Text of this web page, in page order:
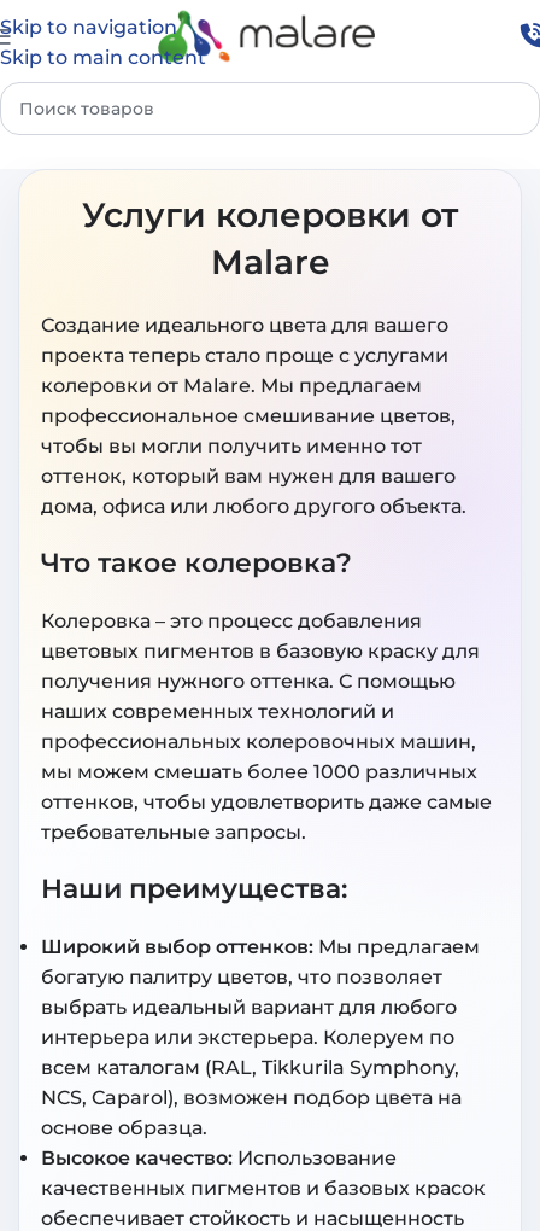
Skip to navigation
Skip to main content
Услуги колеровки от
Malare
Создание идеального цвета для вашего
проекта теперь стало проще с услугами
колеровки от Malare. Мы предлагаем
профессиональное смешивание цветов,
чтобы вы могли получить именно тот
оттенок, который вам нужен для вашего
дома, офиса или любого другого объекта.
Что такое колеровка?
Колеровка – это процесс добавления
цветовых пигментов в базовую краску для
получения нужного оттенка. С помощью
наших современных технологий и
профессиональных колеровочных машин,
мы можем смешать более 1000 различных
оттенков, чтобы удовлетворить даже самые
требовательные запросы.
Наши преимущества:
Широкий выбор оттенков: Мы предлагаем
богатую палитру цветов, что позволяет
выбрать идеальный вариант для любого
интерьера или экстерьера. Колеруем по
всем каталогам (RAL, Tikkurila Symphony,
NCS, Caparol), возможен подбор цвета на
основе образца.
Высокое качество: Использование
качественных пигментов и базовых красок
обеспечивает стойкость и насыщенность